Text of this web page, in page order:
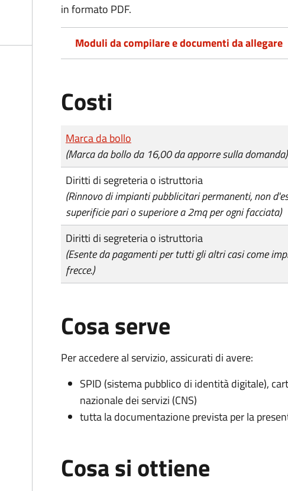
in formato PDF.
Moduli da compilare e documenti da allegare
Costi
Tipo di pagamento
Importo
Marca da bollo
(Marca da bollo da 16,00 da apporre sulla domanda)
Diritti di segreteria o istruttoria
(Rinnovo di impianti pubblicitari permanenti, non
superificie pari o superiore a 2mq per ogni facciata)
Diritti di segreteria o istruttoria
(Esente da pagamenti per tutti gli altri casi come
frecce.)
Cosa serve
Per accedere al servizio, assicurati di avere:
SPID (sistema pubblico di identità digitale),
nazionale dei servizi (CNS)
tutta la documentazione prevista per la
Cosa si ottiene